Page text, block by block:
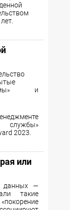
и
службы»
2023.
или
данных —
такие